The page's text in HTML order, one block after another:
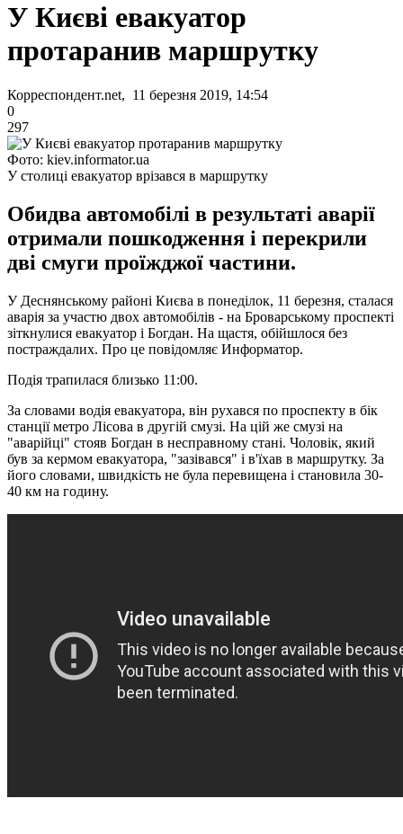
У Києві евакуатор
протаранив маршрутку
Корреспондент.net, 11 березня 2019, 14:54
0
297
Фото: kiev.informator.ua
У столиці евакуатор врізався в маршрутку
Обидва автомобілі в результаті аварії
отримали пошкодження і перекрили
дві смуги проїжджої частини.
У Деснянському районі Києва в понеділок, 11 березня, сталася
аварія за участю двох автомобілів - на Броварському проспекті
зіткнулися евакуатор і Богдан. На щастя, обійшлося без
постраждалих. Про це повідомляє Информатор.
Подія трапилася близько 11:00.
За словами водія евакуатора, він рухався по проспекту в бік
станції метро Лісова в другій смузі. На цій же смузі на
"аварійці" стояв Богдан в несправному стані. Чоловік, який
був за кермом евакуатора, "зазівався" і в'їхав в маршрутку. За
його словами, швидкість не була перевищена і становила 30-
40 км на годину.